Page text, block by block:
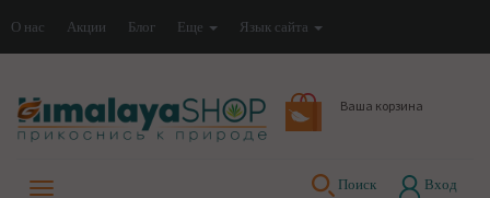
О нас Акции Блог Еще Язык сайта
Ваша корзина
Поиск Вход